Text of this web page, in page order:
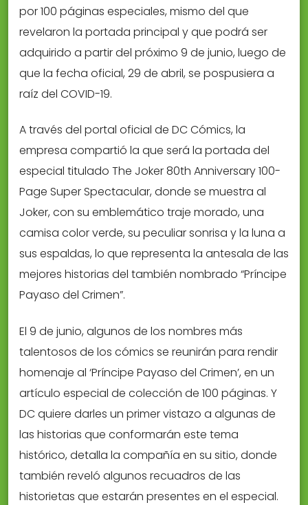
por 100 páginas especiales, mismo del que
revelaron la portada principal y que podrá ser
adquirido a partir del próximo 9 de junio, luego de
que la fecha oficial, 29 de abril, se pospusiera a
raíz del COVID-19.
A través del portal oficial de DC Cómics, la
empresa compartió la que será la portada del
especial titulado The Joker 80th Anniversary 100-
Page Super Spectacular, donde se muestra al
Joker, con su emblemático traje morado, una
camisa color verde, su peculiar sonrisa y la luna a
sus espaldas, lo que representa la antesala de las
mejores historias del también nombrado “Príncipe
Payaso del Crimen”.
El 9 de junio, algunos de los nombres más
talentosos de los cómics se reunirán para rendir
homenaje al ‘Príncipe Payaso del Crimen’, en un
artículo especial de colección de 100 páginas. Y
DC quiere darles un primer vistazo a algunas de
las historias que conformarán este tema
histórico, detalla la compañía en su sitio, donde
también reveló algunos recuadros de las
historietas que estarán presentes en el especial.